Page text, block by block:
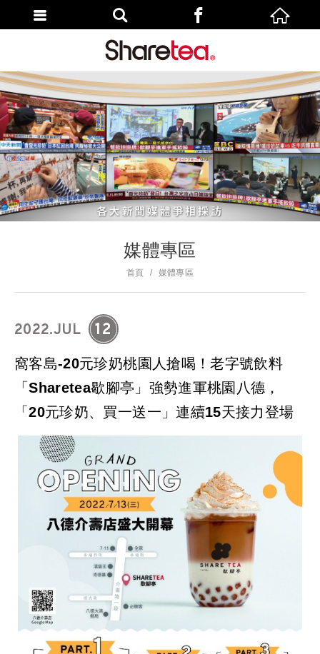
媒體專區
首頁 媒體專區
2022.JUL 12
窩客島-20元珍奶桃園人搶喝！老字號飲料
「Sharetea歇腳亭」強勢進軍桃園八德，
「20元珍奶、買一送一」連續15天接力登場